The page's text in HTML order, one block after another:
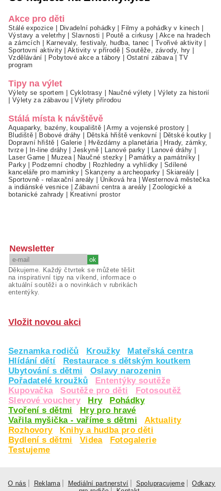
Akce pro děti
Stálé expozice | Divadelní pohádky | Filmy a pohádky v kinech |
Výstavy a veletrhy|Slavnosti | Poutě a cirkusy | Akce na hradech
a zámcích | Karnevaly, festivaly, hudba, tanec | Tvořivé aktivity |
Sportovní aktivity|Aktivity v přírodě |Soutěže, závody, hry |
Vzdělávání | Pobytové akce a tábory | Ostatní zábava |TV
program
Tipy na výlet
Výlety se sportem | Cyklotrasy | Naučné výlety | Výlety za historií
| Výlety za zábavou |Výlety přírodou
Stálá místa k návštěvě
Aquaparky, bazény, koupaliště |Army a vojenské prostory |
Bludiště | Bobové dráhy | Dětská hřiště venkovní | Dětské koutky |
Dopravní hřiště | Galerie | Hvězdárny a planetária | Hrady, zámky,
tvrze| In-line dráhy |Jeskyně| Lanové parky | Lanové dráhy |
Laser Game | Muzea| Naučné stezky | Památky a památníky |
Parky| Podzemní chodby | Rozhledny a vyhlídky | Sdílené
kanceláře pro maminky |Skanzeny a archeoparky | Skiareály |
Sportovně - relaxační areály | Úniková hra |Westernová městečka
a indiánské vesnice |Zábavní centra a areály |Zoologické a
botanické zahrady | Kreativní prostor
Newsletter
Děkujeme. Každý čtvrtek se můžete těšit
na inspirativní tipy na víkend, informace o
aktuální soutěži a o novinkách v rubrikách
ententýky.
Vložit novou akci
Seznamka rodičů Kroužky
Mateřská centra
Hlídání dětí
Restaurace s dětským koutkem
Ubytování s dětmi
Oslavy narozenin
Pořadatelé kroužků
Ententýky soutěže
Kupovačka
Soutěže pro děti
Fotosoutěž
Slevové vouchery
Hry
Pohádky
Tvoření s dětmi
Hry pro hravé
Vařila myšička - vaříme s dětmi
Aktuality
Rozhovory
Knihy a hudba pro děti
Bydlení s dětmi
Videa
Fotogalerie
Testujeme
O nás Reklama Mediální partnerství Spolupracujeme
Odkazy